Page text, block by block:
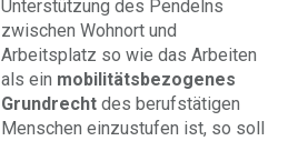
Unterstützung des Pendelns
zwischen Wohnort und
Arbeitsplatz so wie das Arbeiten
als ein mobilitätsbezogenes
Grundrecht des berufstätigen
Menschen einzustufen ist, so soll